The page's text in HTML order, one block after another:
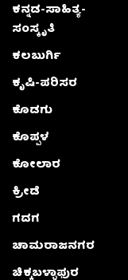
ಕನ್ನಡ-ಸಾಹಿತ್ಯ-
ಸಂಸ್ಕೃತಿ
ಕಲಬುರ್ಗಿ
ಕೃಷಿ-ಪರಿಸರ
ಕೊಡಗು
ಕೊಪ್ಪಳ
ಕೋಲಾರ
ಕ್ರೀಡೆ
ಗದಗ
ಚಾಮರಾಜನಗರ
ಚಿಕ್ಕಬಳ್ಳಾಫುರ